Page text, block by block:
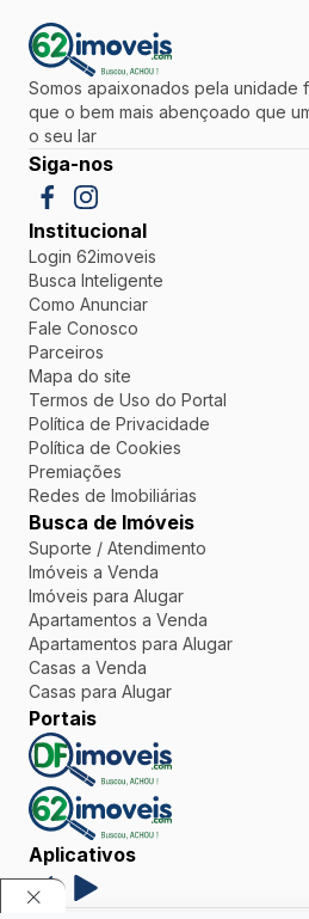
Somos apaixonados pela unidade
que o bem mais abençoado que
o seu lar
Siga-nos
Institucional
Login 62imoveis
Busca Inteligente
Como Anunciar
Fale Conosco
Parceiros
Mapa do site
Termos de Uso do Portal
Política de Privacidade
Política de Cookies
Premiações
Redes de Imobiliárias
Busca de Imóveis
Suporte / Atendimento
Imóveis a Venda
Imóveis para Alugar
Apartamentos a Venda
Apartamentos para Alugar
Casas a Venda
Casas para Alugar
Portais
Aplicativos